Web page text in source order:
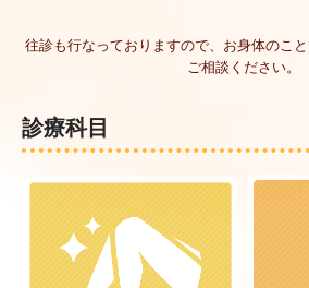
往診も行なっておりますので、お身体のこ
ご相談ください。
診療科目